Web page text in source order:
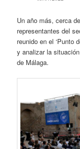
Un año más, cerca
representantes del
reunido en el ‘Punto
y analizar la
de Málaga.